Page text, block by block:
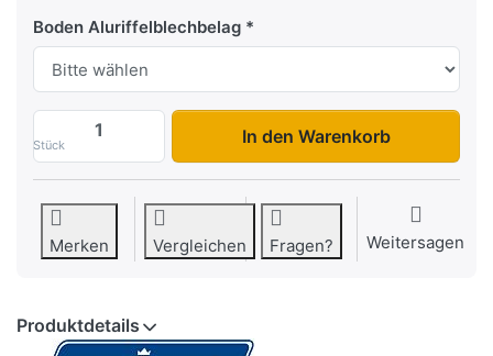
Boden Aluriffelblechbelag
Stück
UNI 3552 UX / 3553 UX zu 9.345,00 €,
In den Warenkorb
Merken Vergleichen Fragen? Weitersagen
Produktdetails